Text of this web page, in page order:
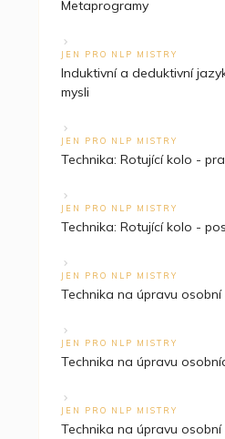
Metaprogramy
JEN PRO NLP MISTRY
Induktivní a deduktivní
mysli
JEN PRO NLP MISTRY
Technika: Rotující kolo -
JEN PRO NLP MISTRY
Technika: Rotující kolo -
JEN PRO NLP MISTRY
Technika na úpravu osobní
JEN PRO NLP MISTRY
Technika na úpravu
JEN PRO NLP MISTRY
Technika na úpravu osobní